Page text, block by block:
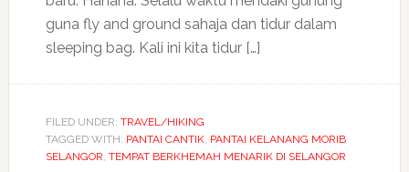
guna fly and ground sahaja dan tidur dalam
sleeping bag. Kali ini kita tidur […]
FILED UNDER: TRAVEL/HIKING
TAGGED WITH: PANTAI CANTIK, PANTAI KELANANG MORIB
SELANGOR, TEMPAT BERKHEMAH MENARIK DI SELANGOR